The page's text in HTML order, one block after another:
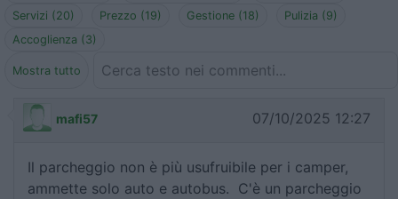
Servizi (20)
Prezzo (19) Gestione (18)
Pulizia (9)
Accoglienza (3)
Mostra tutto
mafi57 07/10/2025 12:27
Il parcheggio non è più usufruibile per i camper,
ammette solo auto e autobus. C'è un parcheggio